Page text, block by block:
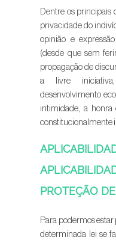
Dentre os principais
privacidade do
opinião e
(desde que sem
propagação de
a livre
desenvolvimento
intimidade, a honra
constitucionalmente
PROTEÇÃO
Para podermos
determinada lei se